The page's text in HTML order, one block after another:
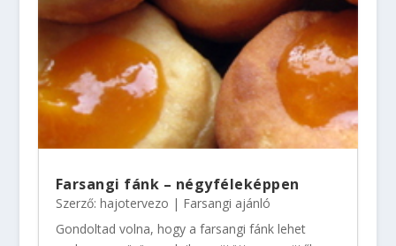
Farsangi fánk – négyféleképpen
Szerző: hajotervezo | Farsangi ajánló
Gondoltad volna, hogy a farsangi fánk lehet